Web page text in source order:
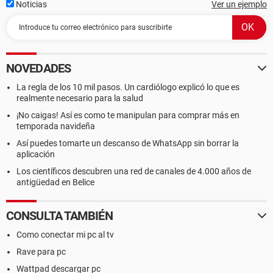
Noticias Ver un ejemplo
NOVEDADES
La regla de los 10 mil pasos. Un cardiólogo explicó lo que es
realmente necesario para la salud
¡No caigas! Así es como te manipulan para comprar más en
temporada navideña
Así puedes tomarte un descanso de WhatsApp sin borrar la
aplicación
Los científicos descubren una red de canales de 4.000 años de
antigüedad en Belice
CONSULTA TAMBIÉN
Como conectar mi pc al tv
Rave para pc
Wattpad descargar pc